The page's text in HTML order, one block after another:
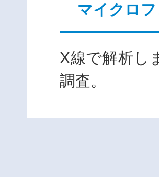
マイクロ
X線で解析し
調査。